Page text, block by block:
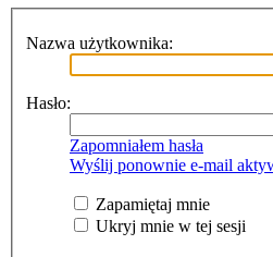
Nazwa użytkownika:
Hasło:
Zapomniałem hasła
Wyślij ponownie e-mail
Zapamiętaj mnie
Ukryj mnie w tej sesji